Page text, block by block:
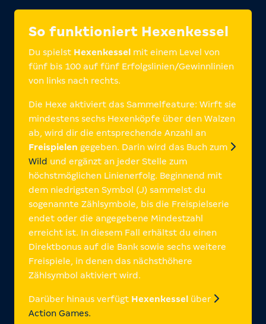
So funktioniert Hexenkessel
Du spielst Hexenkessel mit einem Level von
fünf bis 100 auf fünf Erfolgslinien/Gewinnlinien
von links nach rechts.
Die Hexe aktiviert das Sammelfeature: Wirft sie
mindestens sechs Hexenköpfe über den Walzen
ab, wird dir die entsprechende Anzahl an
Freispielen gegeben. Darin wird das Buch zum
Wild und ergänzt an jeder Stelle zum
höchstmöglichen Linienerfolg. Beginnend mit
dem niedrigsten Symbol (J) sammelst du
sogenannte Zählsymbole, bis die Freispielserie
endet oder die angegebene Mindestzahl
erreicht ist. In diesem Fall erhältst du einen
Direktbonus auf die Bank sowie sechs weitere
Freispiele, in denen das nächsthöhere
Zählsymbol aktiviert wird.
Darüber hinaus verfügt Hexenkessel über
Action Games.